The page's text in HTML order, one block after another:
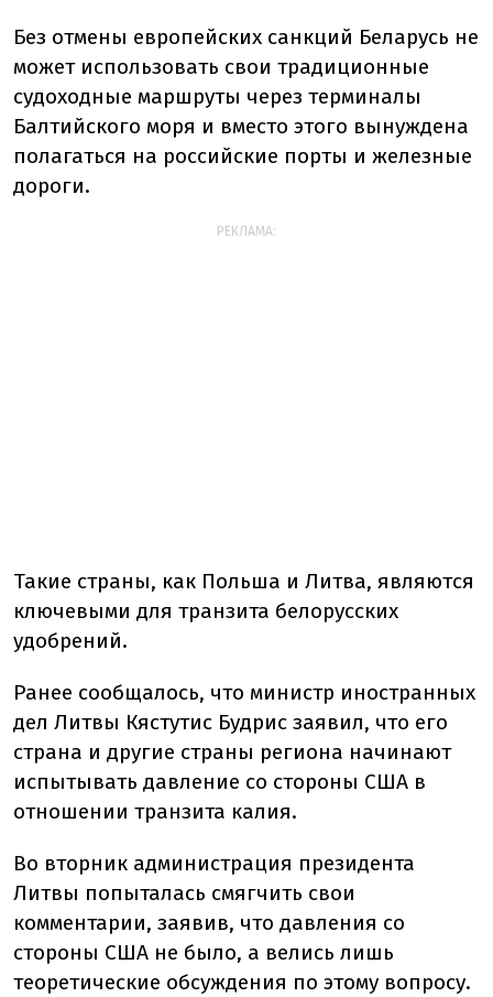
Без отмены европейских санкций Беларусь не
может использовать свои традиционные
судоходные маршруты через терминалы
Балтийского моря и вместо этого вынуждена
полагаться на российские порты и железные
дороги.
РЕКЛАМА:
Такие страны, как Польша и Литва, являются
ключевыми для транзита белорусских
удобрений.
Ранее сообщалось, что министр иностранных
дел Литвы Кястутис Будрис заявил, что его
страна и другие страны региона начинают
испытывать давление со стороны США в
отношении транзита калия.
Во вторник администрация президента
Литвы попыталась смягчить свои
комментарии, заявив, что давления со
стороны США не было, а велись лишь
теоретические обсуждения по этому вопросу.